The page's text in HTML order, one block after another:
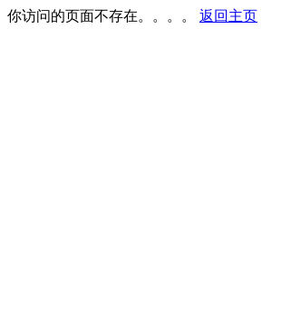
你访问的页面不存在。。。。 返回主页